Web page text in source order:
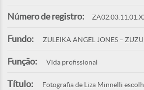
Número de registro:
Fundo: ZULEIKA ANGEL JONES –
Função: Vida profissional
Título:
Fotografia de Liza Minnelli